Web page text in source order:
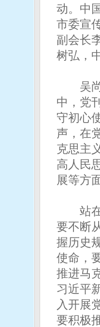
动。中
市委宣
副会长
树弘，
吴尚
中，党
守初心
声，在
克思主
高人民
展等方
站在“
要不断
握历史
使命，
推进马
习近平
入开展
要积极